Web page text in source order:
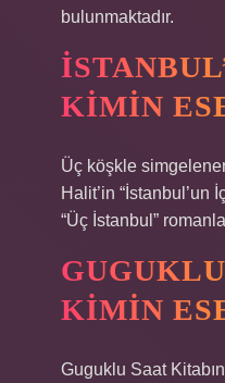
bulunmaktadır.
KIMIN
Üç köşkle
Halit’in “İstanbul’un
“Üç İstanbul”
KIMIN
Guguklu Saat